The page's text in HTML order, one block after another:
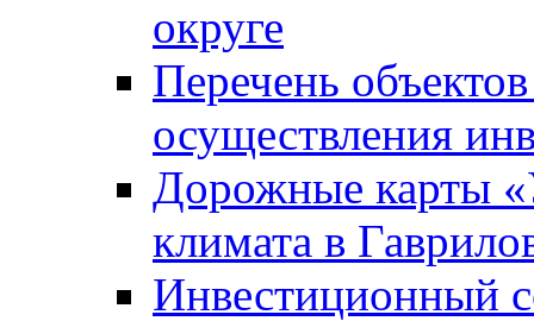
округе
Перечень
осуществления
Дорожные карты
климата в
Инвестиционный